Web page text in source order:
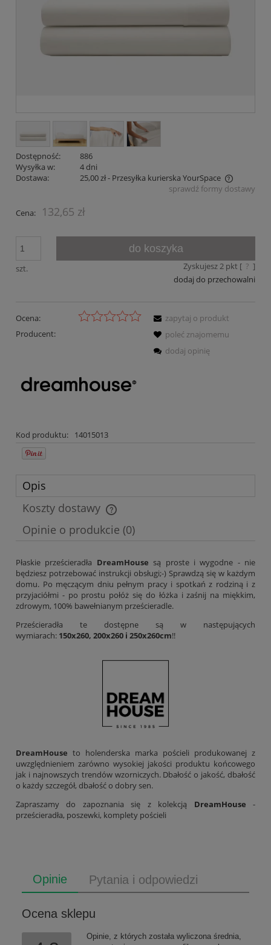
Dostępność:
886
Wysyłka w:
4 dni
Dostawa:
25,00 zł- Przesyłka kurierska YourSpace
Cena nie zawiera ewentualnych kosztów płatnościsprawdź formy dostawy
Cena: 132,65 zł
szt.
do koszyka
Zyskujesz2pkt [ ? ]
dodaj do przechowalni
Ocena:
Producent:
Kod produktu: 14015013
zapytaj o produkt
poleć znajomemu
dodaj opinię
Opis
Koszty dostawy
Cena nie zawiera ewentualnych kosztów płatności
Opinie o produkcie (0)
Płaskie prześcieradła DreamHouse są proste i wygodne - nie
będziesz potrzebować instrukcji obsługi;-) Sprawdzą się w każdym
domu. Po męczącym dniu pełnym pracy i spotkań z rodziną i z
przyjaciółmi - po prostu połóż się do łóżka i zaśnij na miękkim,
zdrowym, 100% bawełnianym prześcieradle.
Prześcieradła te dostępne są w następujących
wymiarach: 150x260, 200x260 i 250x260cm!!
DreamHouse to holenderska marka pościeli produkowanej z
uwzględnieniem zarówno wysokiej jakości produktu końcowego
jak i najnowszych trendów wzorniczych. Dbałość o jakość, dbałość
o każdy szczegół, dbałość o dobry sen.
Zapraszamy do zapoznania się z kolekcją DreamHouse -
prześcieradła, poszewki, komplety pościeli
Opinie Pytania i odpowiedzi
Ocena sklepu
Opinie, z których została wyliczona średnia,